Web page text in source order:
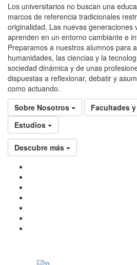
Los universitarios no buscan una
marcos de referencia tradicionales
originalidad. Las nuevas generaciones
aprenden en un entorno cambiante e
Preparamos a nuestros alumnos para
humanidades, las ciencias y la
sociedad dinámica y de unas
dispuestas a reflexionar, debatir y
como actuando.
Sobre Nosotros
Facultades
Estudios
Descubre más